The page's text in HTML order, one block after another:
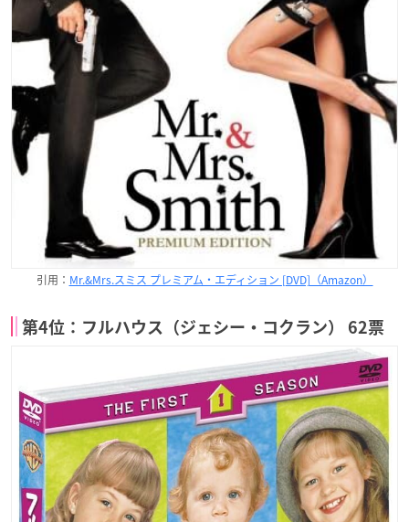
引用： Mr.&Mrs.スミス プレミアム・エディション [DVD]（Amazon）
第4位：フルハウス（ジェシー・コクラン） 62票